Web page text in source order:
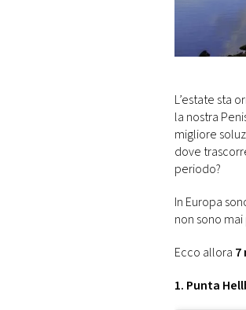
MONACO
L’estate sta
la nostra
migliore
dove
periodo?
In Europa
non sono
Ecco allora 7
1. Punta